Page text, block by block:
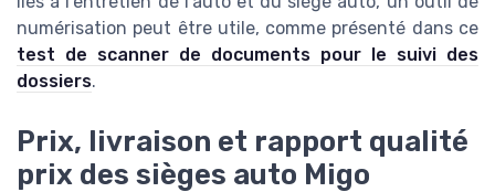
numérisation peut être utile, comme présenté dans ce
test de scanner de documents pour le suivi des
dossiers.
Prix, livraison et rapport qualité
prix des sièges auto Migo